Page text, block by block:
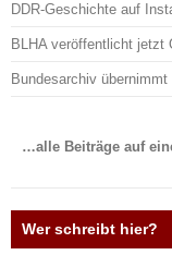
DDR-Geschichte auf
BLHA veröffentlicht jetzt
Bundesarchiv
…alle Beiträge auf
Wer schreibt hier?